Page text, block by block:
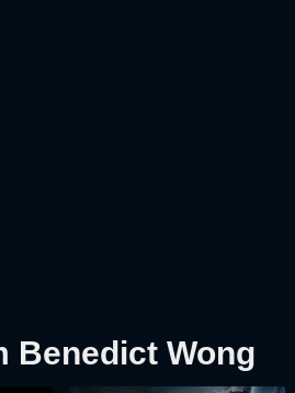
Benedict Wong